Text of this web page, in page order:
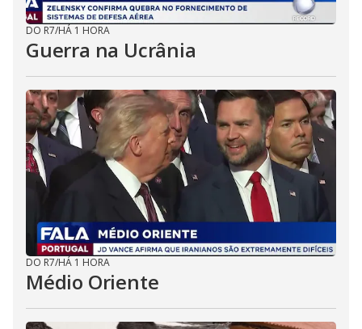
DO R7/HÁ 1 HORA
Guerra na Ucrânia
DO R7/HÁ 1 HORA
Médio Oriente